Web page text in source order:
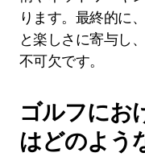
ります。最終的に
と楽しさに寄与し
不可欠です。
ゴルフにお
はどのよう